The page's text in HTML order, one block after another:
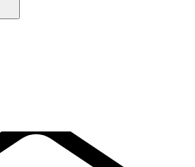
IEC 27001
e información crítica. Aprende a
un SGSI conforme a ISO 27001.
integridad y disponibilidad de la
necesarios para una gestión
ciberataques y exigencias legales.
50001